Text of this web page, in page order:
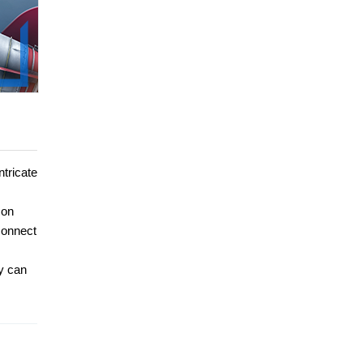
can